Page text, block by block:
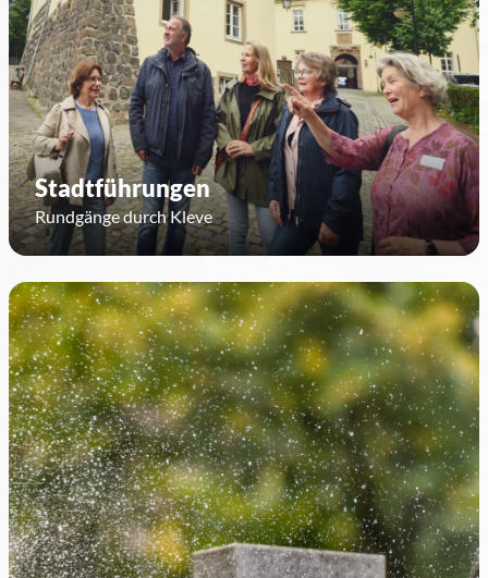
Stadtführungen
Rundgänge durch Kleve